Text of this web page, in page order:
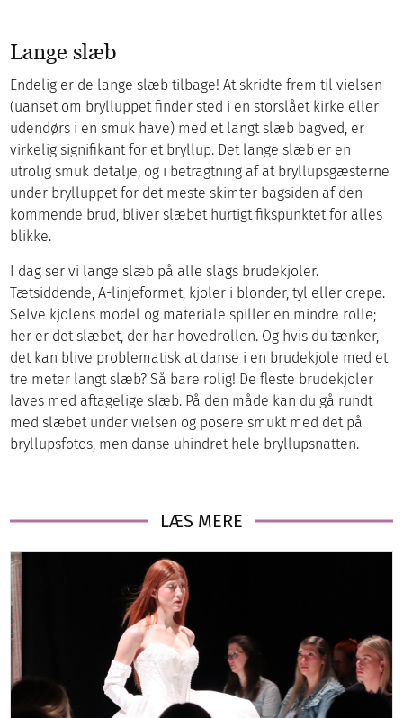
Lange slæb
Endelig er de lange slæb tilbage! At skridte frem til vielsen
(uanset om brylluppet finder sted i en storslået kirke eller
udendørs i en smuk have) med et langt slæb bagved, er
virkelig signifikant for et bryllup. Det lange slæb er en
utrolig smuk detalje, og i betragtning af at bryllupsgæsterne
under brylluppet for det meste skimter bagsiden af ​​den
kommende brud, bliver slæbet hurtigt fikspunktet for alles
blikke.
I dag ser vi lange slæb på alle slags brudekjoler.
Tætsiddende, A-linjeformet, kjoler i blonder, tyl eller crepe.
Selve kjolens model og materiale spiller en mindre rolle;
her er det slæbet, der har hovedrollen. Og hvis du tænker,
det kan blive problematisk at danse i en brudekjole med et
tre meter langt slæb? Så bare rolig! De fleste brudekjoler
laves med aftagelige slæb. På den måde kan du gå rundt
med slæbet under vielsen og posere smukt med det på
bryllupsfotos, men danse uhindret hele bryllupsnatten.
LÆS MERE